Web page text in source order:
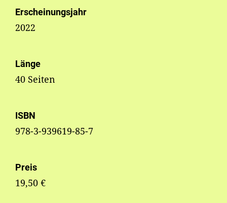
Erscheinungsjahr
2022
Länge
40 Seiten
ISBN
978-3-939619-85-7
Preis
19,50 €